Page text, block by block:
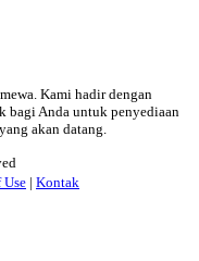
Kami hadir dengan
bagi Anda untuk penyediaan
akan datang.
Use | Kontak